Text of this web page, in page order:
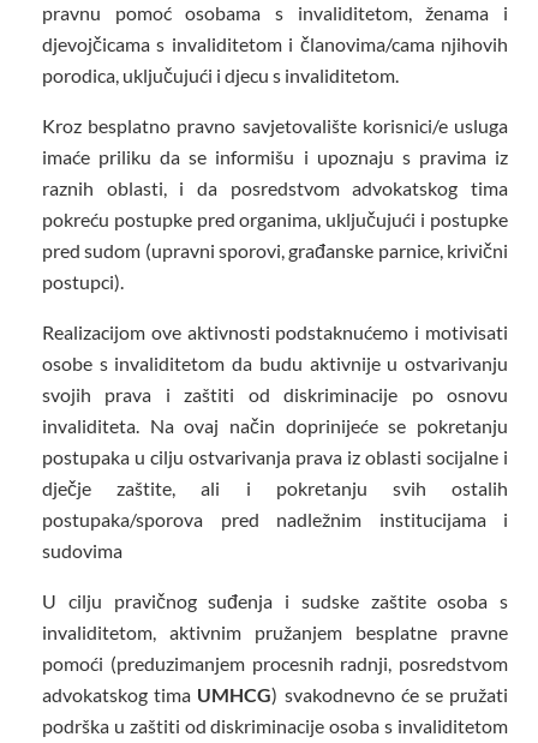
pravnu pomoć osobama s invaliditetom, ženama i
djevojčicama s invaliditetom i članovima/cama njihovih
porodica, uključujući i djecu s invaliditetom.
Kroz besplatno pravno savjetovalište korisnici/e usluga
imaće priliku da se informišu i upoznaju s pravima iz
raznih oblasti, i da posredstvom advokatskog tima
pokreću postupke pred organima, uključujući i postupke
pred sudom (upravni sporovi, građanske parnice, krivični
postupci).
Realizacijom ove aktivnosti podstaknućemo i motivisati
osobe s invaliditetom da budu aktivnije u ostvarivanju
svojih prava i zaštiti od diskriminacije po osnovu
invaliditeta. Na ovaj način doprinijeće se pokretanju
postupaka u cilju ostvarivanja prava iz oblasti socijalne i
dječje zaštite, ali i pokretanju svih ostalih
postupaka/sporova pred nadležnim institucijama i
sudovima
U cilju pravičnog suđenja i sudske zaštite osoba s
invaliditetom, aktivnim pružanjem besplatne pravne
pomoći (preduzimanjem procesnih radnji, posredstvom
advokatskog tima UMHCG) svakodnevno će se pružati
podrška u zaštiti od diskriminacije osoba s invaliditetom